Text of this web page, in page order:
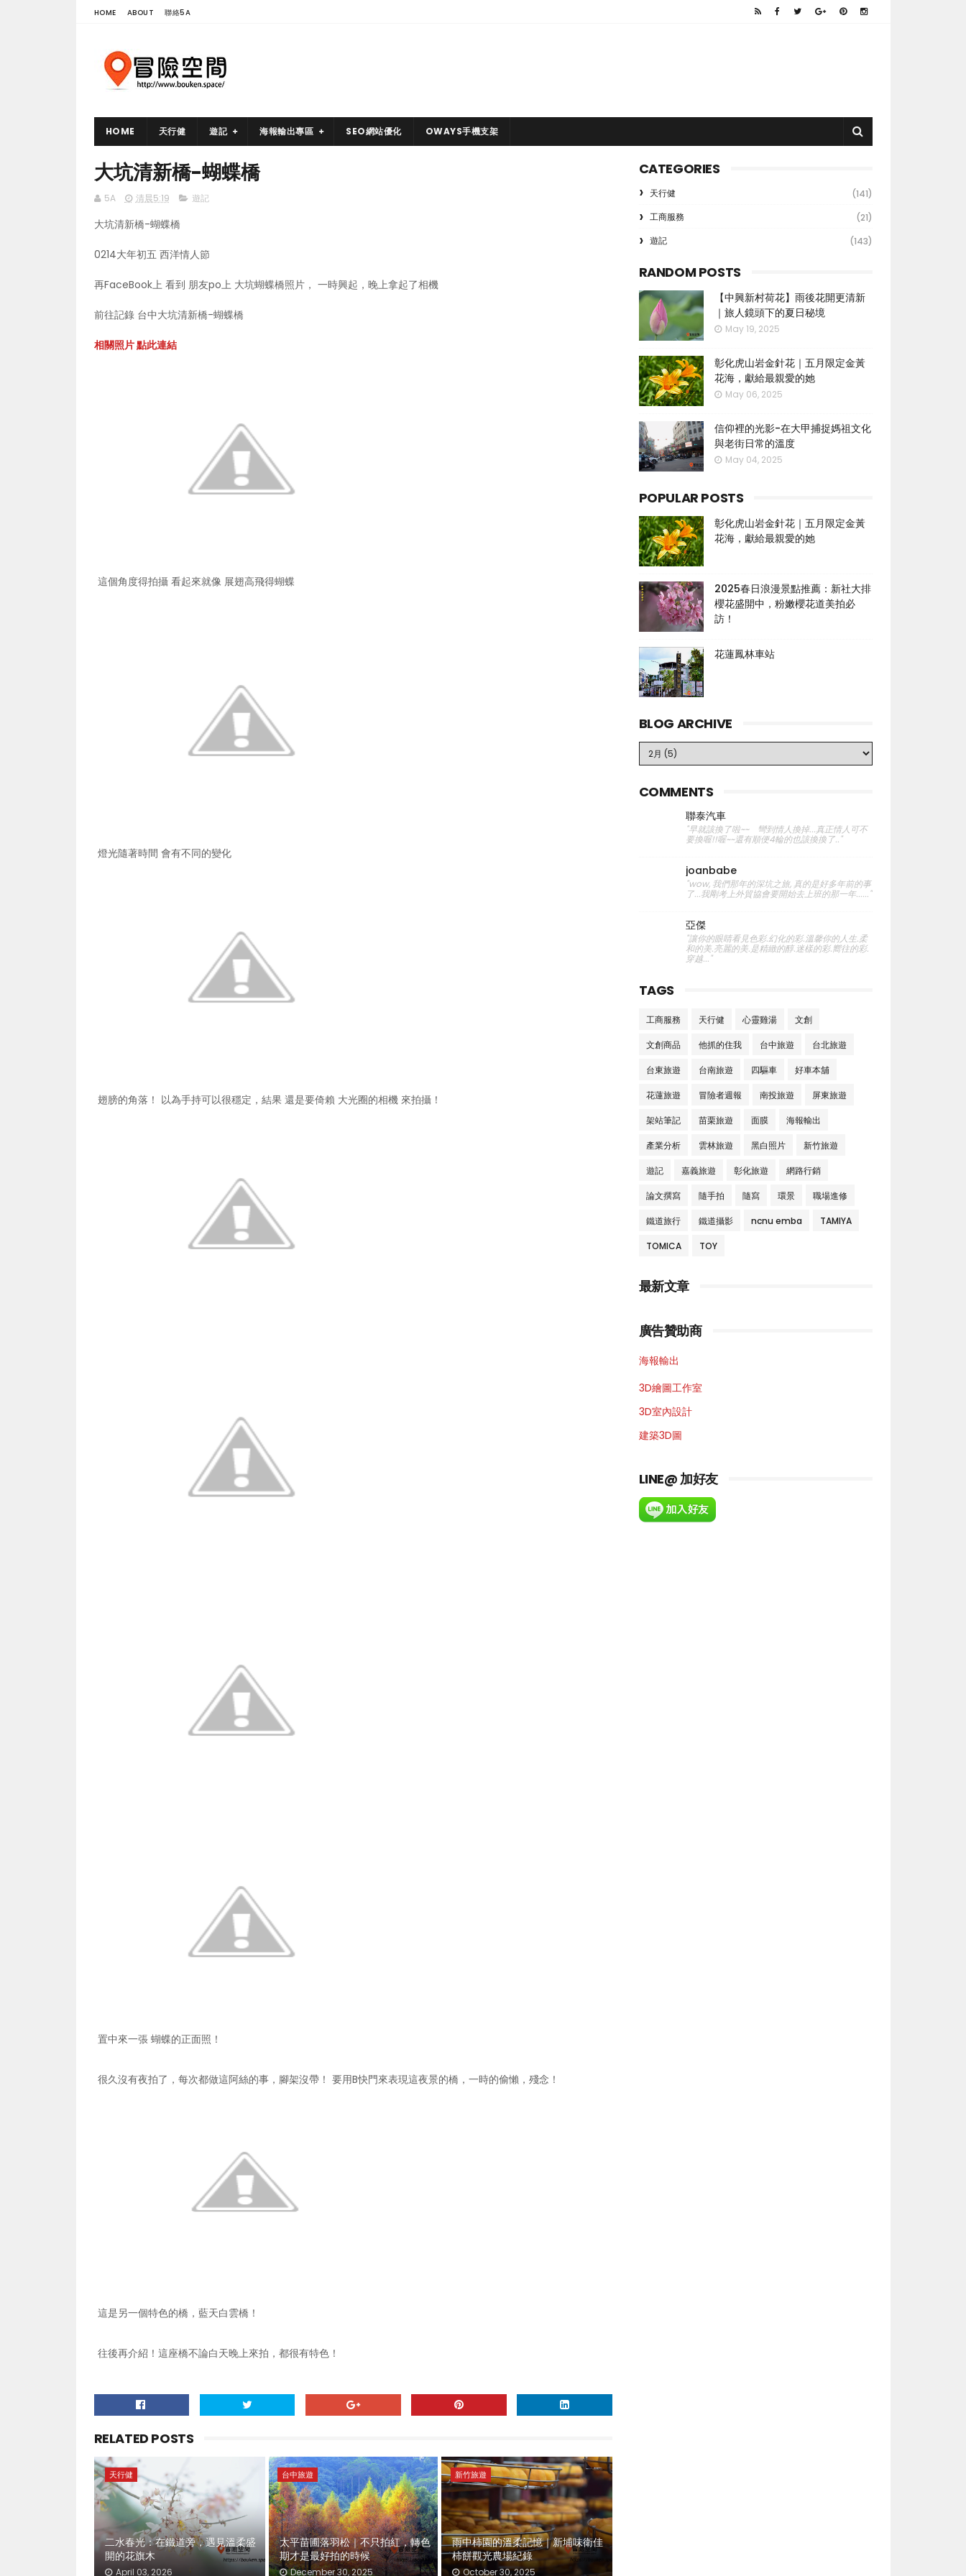
HOME ABOUT 聯絡5A
HOME 天行健 遊記 海報輸出專區 SEO網站優化 OWAYS手機支架
大坑清新橋-蝴蝶橋
5A 清晨5:19 遊記
大坑清新橋-蝴蝶橋
0214大年初五 西洋情人節
再FaceBook上 看到 朋友po上 大坑蝴蝶橋照片， 一時興起，晚上拿起了相機
前往記錄 台中大坑清新橋-蝴蝶橋
相關照片 點此連結
這個角度得拍攝 看起來就像 展翅高飛得蝴蝶
燈光隨著時間 會有不同的變化
翅膀的角落！ 以為手持可以很穩定，結果 還是要倚賴 大光圈的相機 來拍攝！
置中來一張 蝴蝶的正面照！
很久沒有夜拍了，每次都做這阿絲的事，腳架沒帶！ 要用B快門來表現這夜景的橋，一時的偷懶，殘念！
這是另一個特色的橋，藍天白雲橋！
往後再介紹！這座橋不論白天晚上來拍，都很有特色！
RELATED POSTS
天行健
二水春光：在鐵道旁，遇見溫柔盛
開的花旗木
April 03, 2026
台中旅遊
太平苗圃落羽松｜不只拍紅，轉色
期才是最好拍的時候
December 30, 2025
新竹旅遊
雨中柿園的溫柔記憶｜新埔味衛佳
柿餅觀光農場紀錄
October 30, 2025
CATEGORIES
天行健
(141)
工商服務
(21)
遊記
(143)
RANDOM POSTS
【中興新村荷花】雨後花開更清新
｜旅人鏡頭下的夏日秘境
May 19, 2025
彰化虎山岩金針花｜五月限定金黃
花海，獻給最親愛的她
May 06, 2025
信仰裡的光影-在大甲捕捉媽祖文化
與老街日常的溫度
May 04, 2025
POPULAR POSTS
彰化虎山岩金針花｜五月限定金黃
花海，獻給最親愛的她
2025春日浪漫景點推薦：新社大排
櫻花盛開中，粉嫩櫻花道美拍必
訪！
花蓮鳳林車站
BLOG ARCHIVE
COMMENTS
聯泰汽車
"早就該換了啦~~ 彎到情人換掉...真正情人可不
要換喔!!喔~~還有順便4輪的也該換換了.."
joanbabe
"wow, 我們那年的深坑之旅, 真的是好多年前的事
了...我剛考上外貿協會要開始去上班的那一年......"
亞傑
"讓你的眼睛看見色彩.幻化的彩.溫馨你的人生.柔
和的美.亮麗的美.是精緻的醇.迷樣的彩.嚮往的彩.
穿越..."
TAGS
工商服務 天行健 心靈雞湯 文創
文創商品 他抓的住我 台中旅遊 台北旅遊
台東旅遊 台南旅遊 四驅車 好車本舖
花蓮旅遊 冒險者週報 南投旅遊 屏東旅遊
架站筆記 苗栗旅遊 面膜 海報輸出
產業分析 雲林旅遊 黑白照片 新竹旅遊
遊記 嘉義旅遊 彰化旅遊 網路行銷
論文撰寫 隨手拍 隨寫 環景 職場進修
鐵道旅行 鐵道攝影 ncnu emba TAMIYA
TOMICA TOY
最新文章
廣告贊助商
海報輸出
3D繪圖工作室
3D室內設計
建築3D圖
LINE@ 加好友